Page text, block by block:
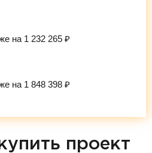
на 1 232 265 ₽
на 1 848 398 ₽
проект